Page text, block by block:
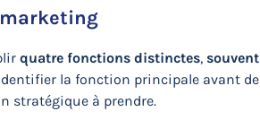
quatre fonctions distinctes, souvent
la fonction principale avant de
stratégique à prendre.